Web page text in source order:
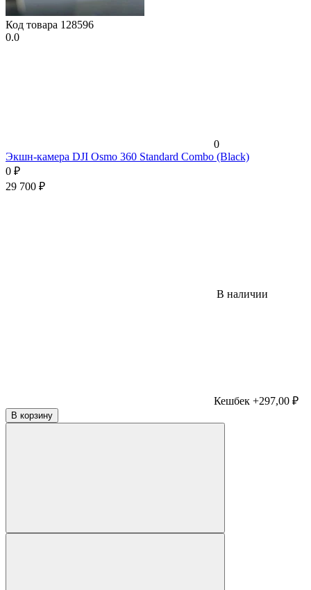
Код товара 128596
0.0
0
Экшн-камера DJI Osmo 360 Standard Combo (Black)
0 ₽
29 700 ₽
В наличии
Кешбек +297,00 ₽
В корзину